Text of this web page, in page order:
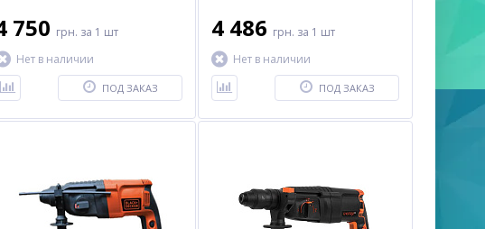
750 грн. за 1 шт
Нет в наличии
ПОД ЗАКАЗ
4 486 грн. за 1 шт
Нет в наличии
ПОД ЗАКАЗ